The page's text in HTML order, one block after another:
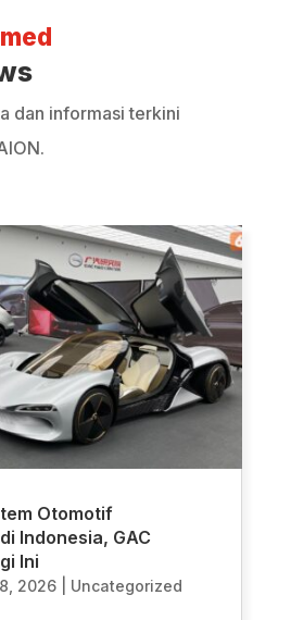
dan informasi terkini
Otomotif
Indonesia, GAC
Ini
2026| Uncategorized